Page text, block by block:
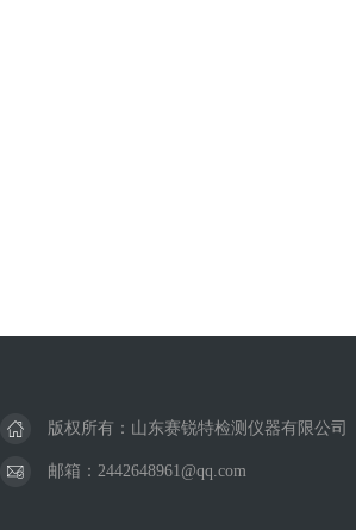
版权所有：山东赛锐特检测仪器有限公司
邮箱：2442648961@qq.com